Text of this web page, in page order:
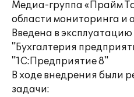
Медиа-группа «Прайм
области мониторинга и
Введена в
"Бухгалтерия
"1С:Предприятие 8"
В ходе внедрения были
задачи: